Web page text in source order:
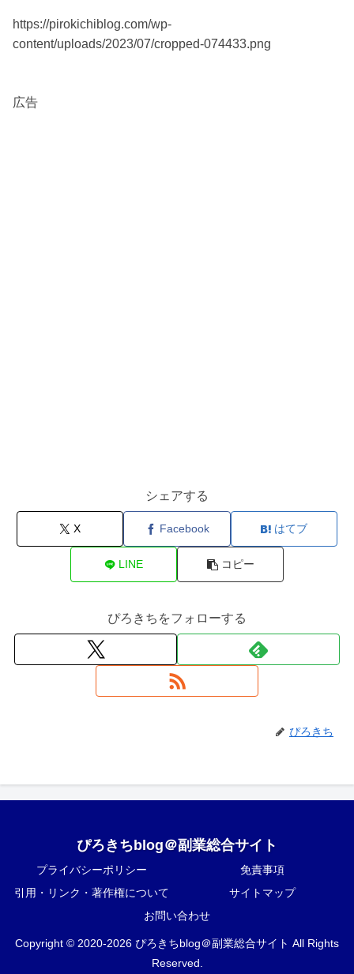
https://pirokichiblog.com/wp-
content/uploads/2023/07/cropped-074433.png
広告
シェアする
X Facebook はてブ
LINE コピー
ぴろきちをフォローする
ぴろきち
ぴろきちblog＠副業総合サイト
プライバシーポリシー
免責事項
引用・リンク・著作権について
サイトマップ
お問い合わせ
Copyright © 2020-2026 ぴろきちblog＠副業総合サイト All Rights
Reserved.